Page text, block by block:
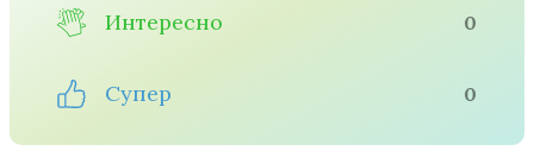
Интересно 0
Супер 0